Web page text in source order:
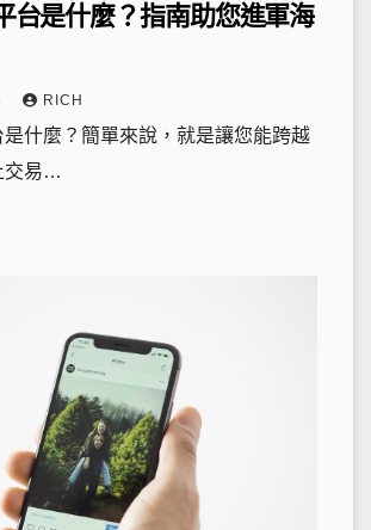
台是什麼？指南助您進軍海
RICH
什麼？簡單來說，就是讓您能跨越
交易…